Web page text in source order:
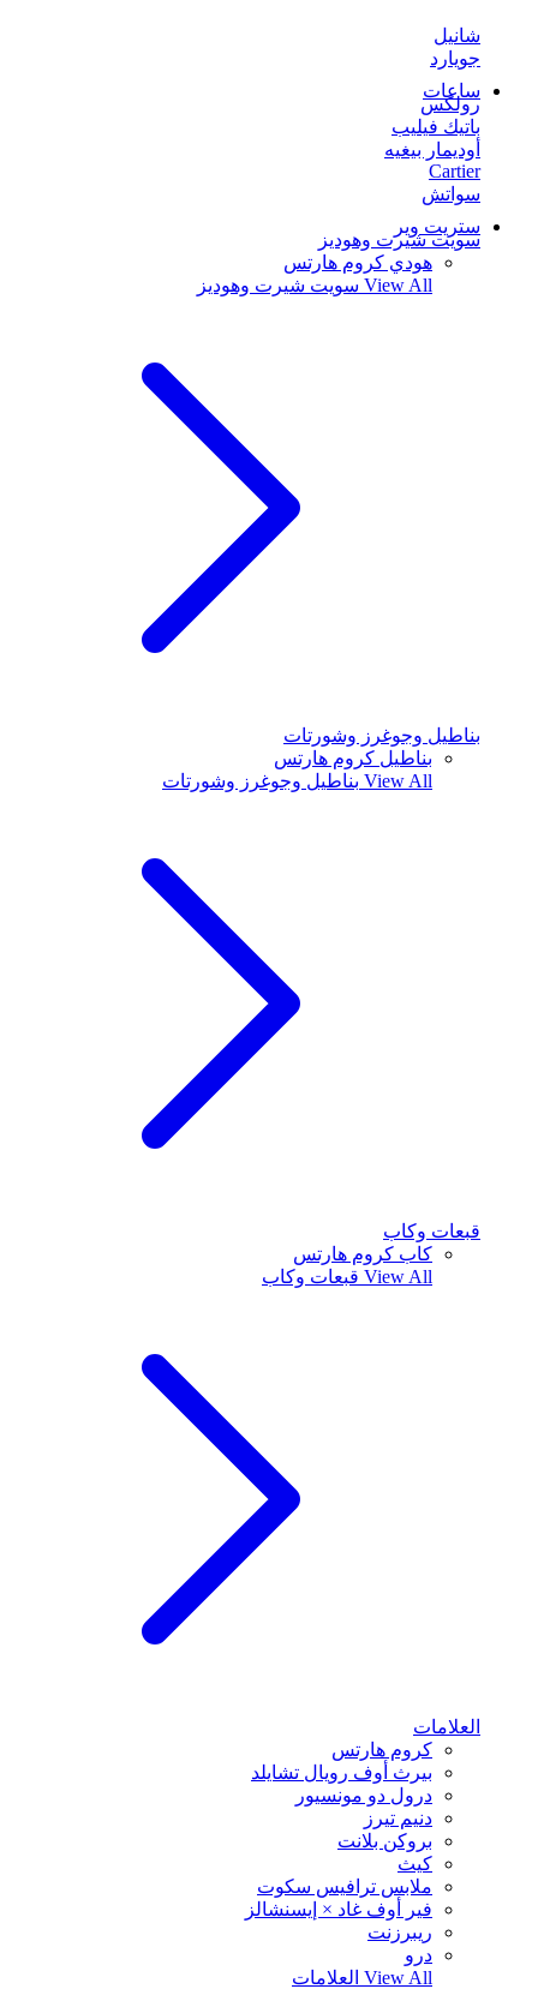
شانيل
جويارد
ساعات
رولكس
باتيك فيليب
أوديمار بيغيه
Cartier
سواتش
ستريت وير
سويت شيرت وهوديز
هودي كروم هارتس
View All سويت شيرت وهوديز
بناطيل وجوغرز وشورتات
بناطيل كروم هارتس
View All بناطيل وجوغرز وشورتات
قبعات وكاب
كاب كروم هارتس
View All قبعات وكاب
العلامات
كروم هارتس
بيرث أوف رويال تشايلد
درول دو مونسيور
دنيم تيرز
بروكن بلانت
كيث
ملابس ترافيس سكوت
فير أوف غاد × إيسنشالز
ريبرزنت
درو
View All العلامات